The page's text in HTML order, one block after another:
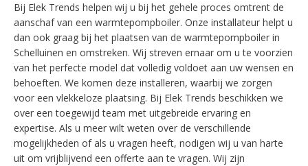
Bij Elek Trends helpen wij u bij het gehele proces omtrent de
aanschaf van een warmtepompboiler. Onze installateur helpt u
dan ook graag bij het plaatsen van de warmtepompboiler in
Schelluinen en omstreken. Wij streven ernaar om u te voorzien
van het perfecte model dat volledig voldoet aan uw wensen en
behoeften. We komen deze installeren, waarbij we zorgen
voor een vlekkeloze plaatsing. Bij Elek Trends beschikken we
over een toegewijd team met uitgebreide ervaring en
expertise. Als u meer wilt weten over de verschillende
mogelijkheden of als u vragen heeft, nodigen wij u van harte
uit om vrijblijvend een offerte aan te vragen. Wij zijn